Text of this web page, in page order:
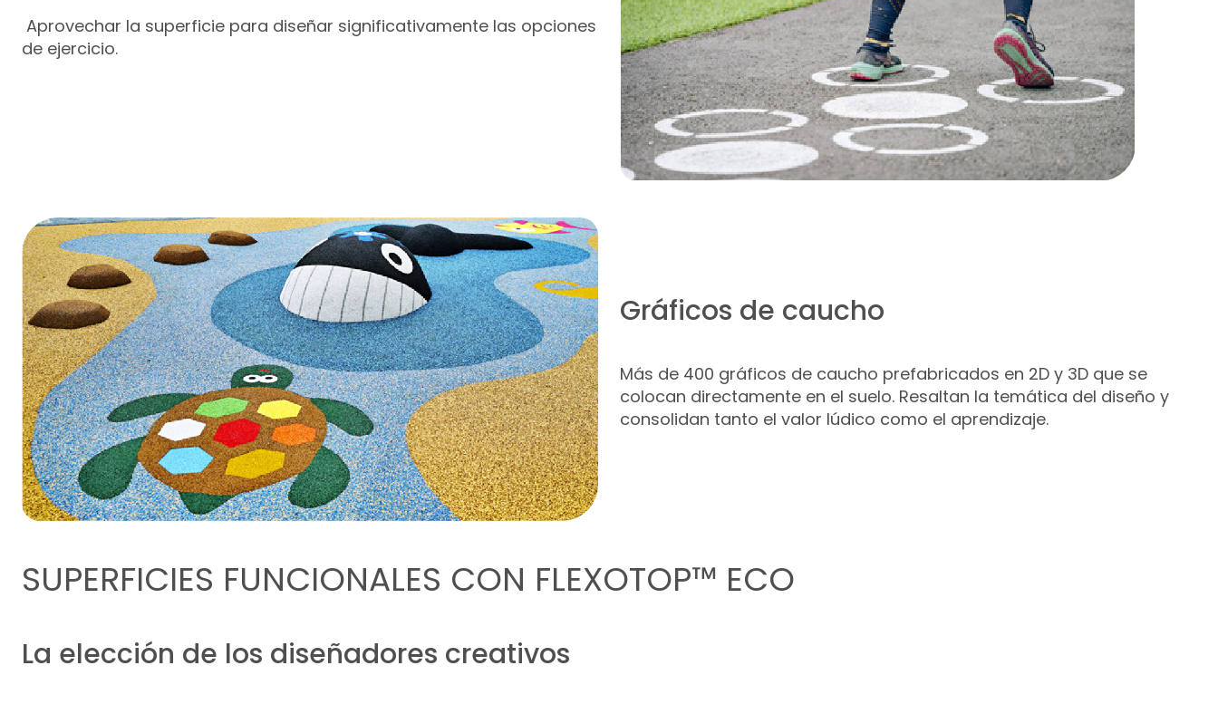
Aprovechar la superficie para diseñar significativamente las opciones
de ejercicio.
Gráficos de caucho
Más de 400 gráficos de caucho prefabricados en 2D y 3D que se
colocan directamente en el suelo. Resaltan la temática del diseño y
consolidan tanto el valor lúdico como el aprendizaje.
SUPERFICIES FUNCIONALES CON FLEXOTOP™ ECO
La elección de los diseñadores creativos